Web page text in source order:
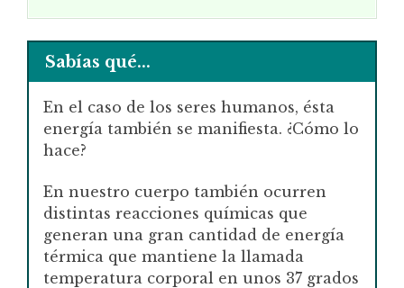
Sabías qué...
En el caso de los seres humanos, ésta
energía también se manifiesta. ¿Cómo lo
hace?
En nuestro cuerpo también ocurren
distintas reacciones químicas que
generan una gran cantidad de energía
térmica que mantiene la llamada
temperatura corporal en unos 37 grados